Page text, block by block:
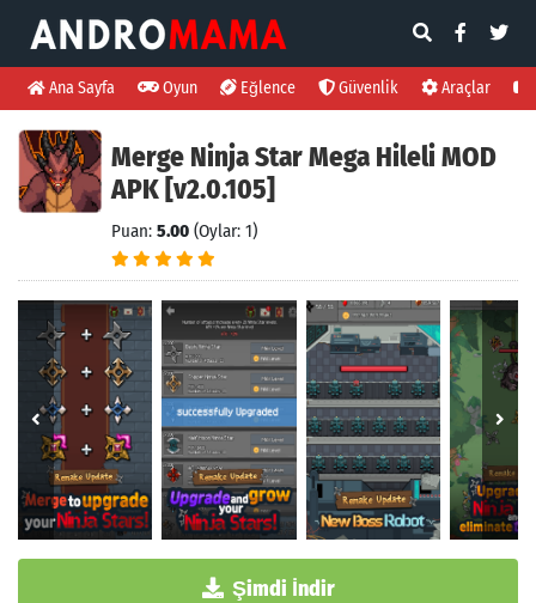
Ana Sayfa Oyun Eğlence Güvenlik Araçlar
Merge Ninja Star Mega Hileli MOD
APK [v2.0.105]
Puan: 5.00 (Oylar: 1)
Şimdi İndir